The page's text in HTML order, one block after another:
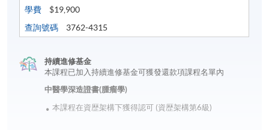
學費
$19,900
查詢號碼
3762-4315
持續進修基金
本課程已加入持續進修基金可獲發還款項課程名單內
中醫學深造證書(腫瘤學)
本課程在資歴架構下獲得認可 (資歴架構第6級)